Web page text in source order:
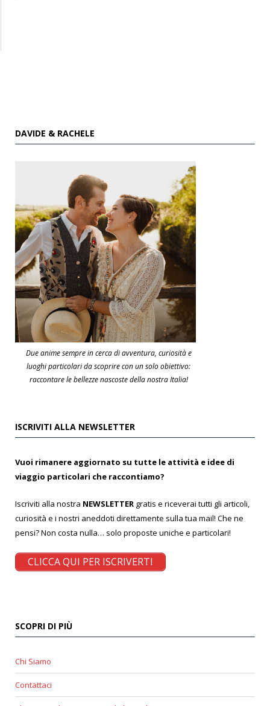
DAVIDE & RACHELE
Due anime sempre in cerca di avventura, curiosità e
luoghi particolari da scoprire con un solo obiettivo:
raccontare le bellezze nascoste della nostra Italia!
ISCRIVITI ALLA NEWSLETTER
Vuoi rimanere aggiornato su tutte le attività e idee di
viaggio particolari che raccontiamo?
Iscriviti alla nostra NEWSLETTER gratis e riceverai tutti gli articoli,
curiosità e i nostri aneddoti direttamente sulla tua mail! Che ne
pensi? Non costa nulla… solo proposte uniche e particolari!
CLICCA QUI PER ISCRIVERTI
SCOPRI DI PIÙ
Chi Siamo
Contattaci